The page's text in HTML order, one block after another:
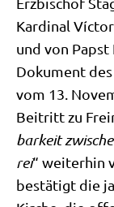
Kar­di­nal
und von Papst
Doku­ment des
vom 13.
Bei­tritt zu
bar­keit
rei“ wei­ter­hin
bestä­tigt die